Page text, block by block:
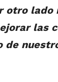
otro lado
las
de